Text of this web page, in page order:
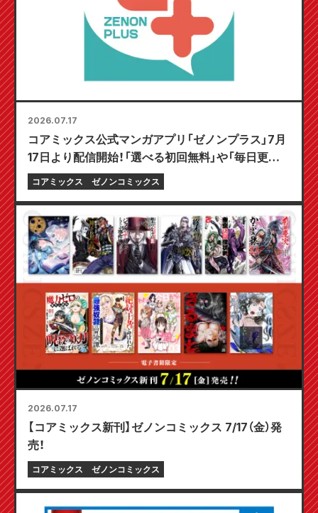
2026.07.17
コアミックス公式マンガアプリ「ゼノンプラス」7月
17日より配信開始！「選べる初回無料」や「毎日更新」
など、とことん楽しむ機能が満載！
コアミックス ゼノンコミックス
2026.07.17
【コアミックス新刊】ゼノンコミックス 7/17（金）発
売！
コアミックス ゼノンコミックス